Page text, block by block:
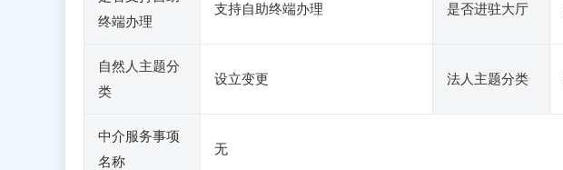
终端办理
支持自助终端办理 是否进驻大厅
自然人主题分
类
设立变更 法人主题分类
中介服务事项
名称
无